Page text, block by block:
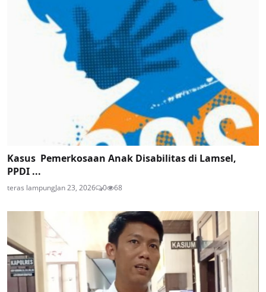
Kasus Pemerkosaan Anak Disabilitas di Lamsel,
PPDI ...
teras lampungJan 23, 2026 0 68